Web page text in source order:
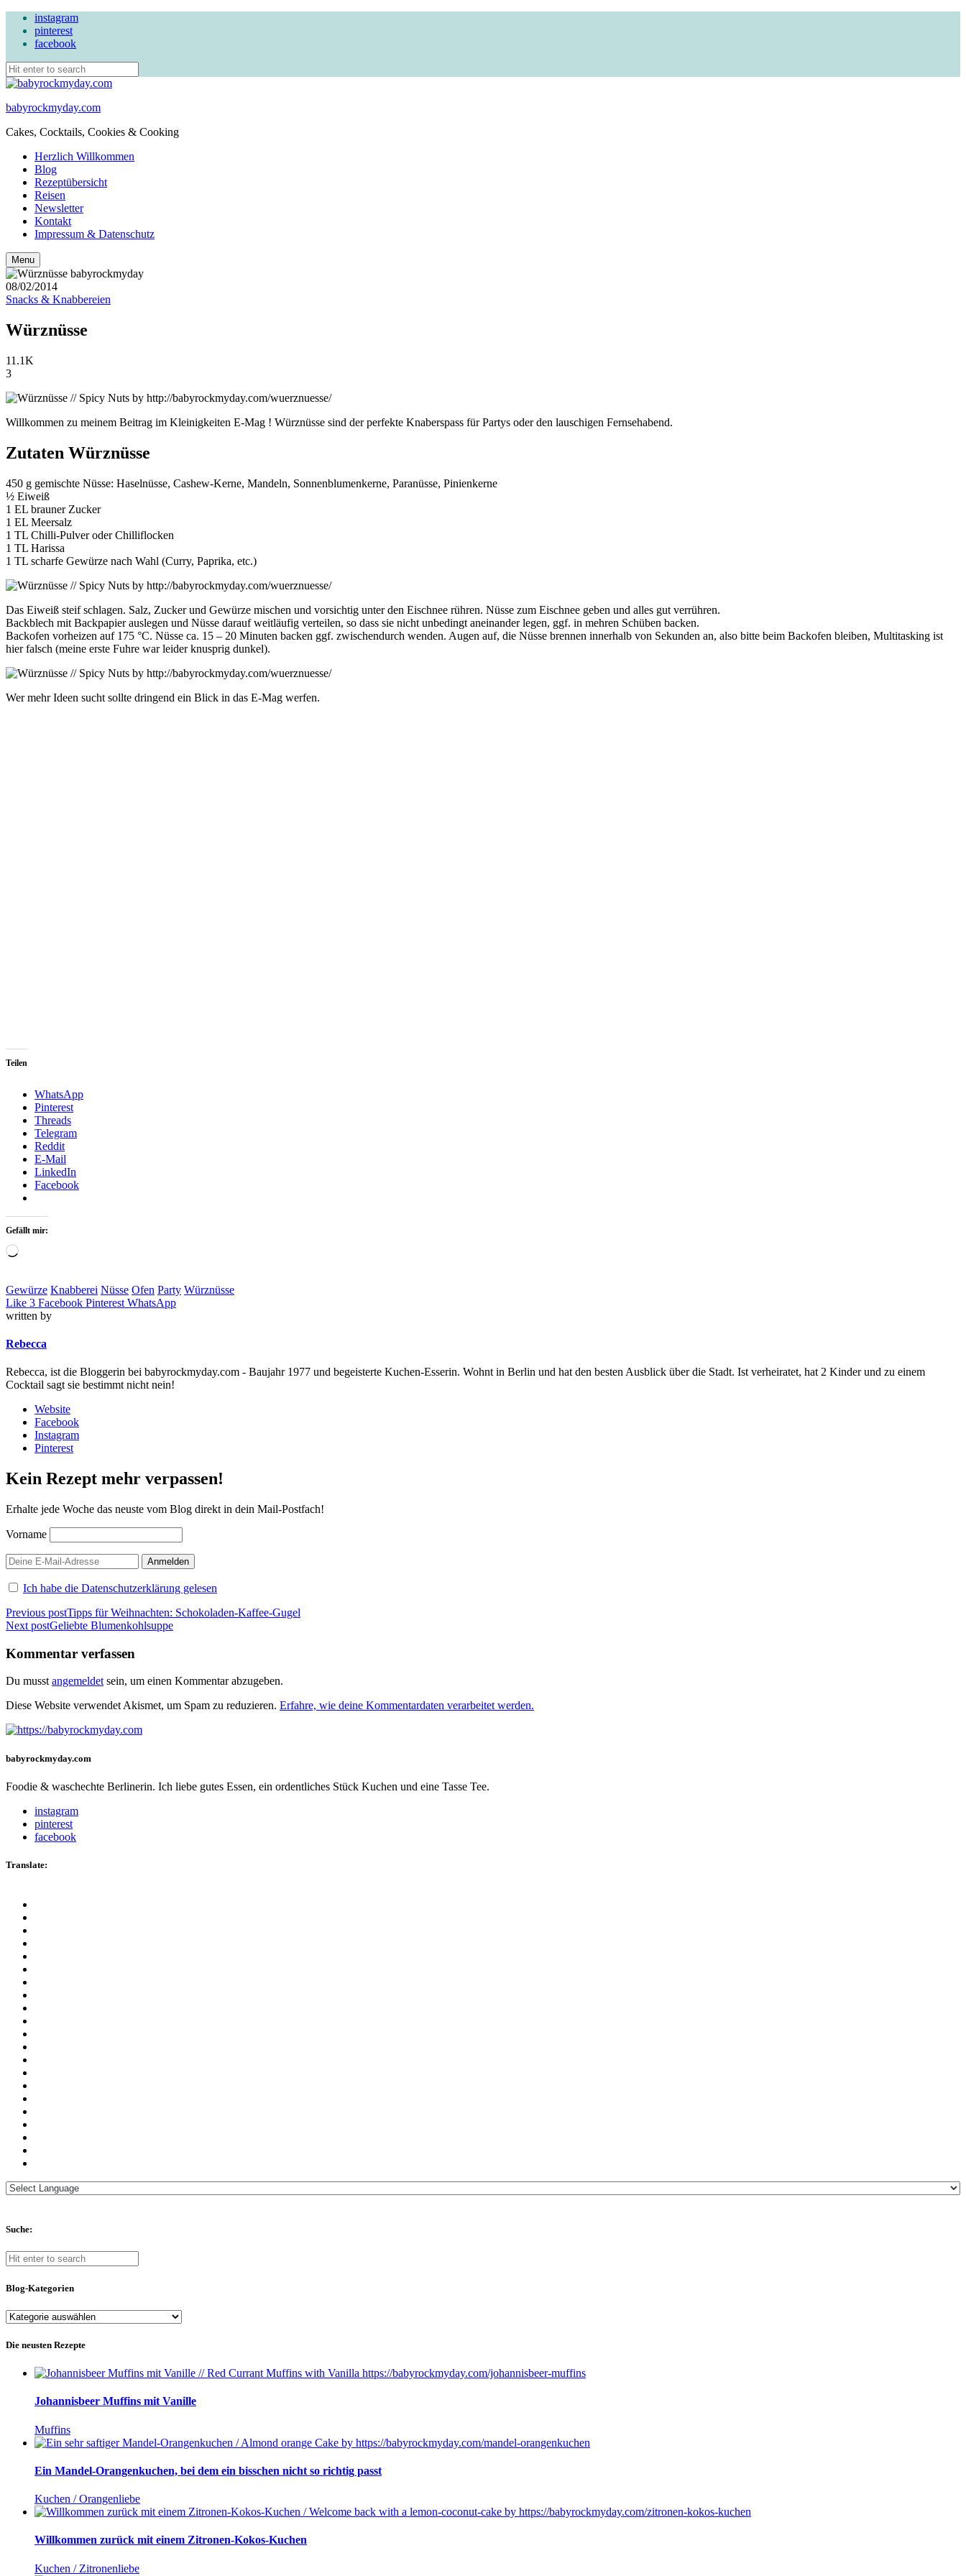
instagram
pinterest
facebook
babyrockmyday.com
Cakes, Cocktails, Cookies & Cooking
Herzlich Willkommen
Blog
Rezeptübersicht
Reisen
Newsletter
Kontakt
Impressum & Datenschutz
Search
Menu
08/02/2014
Snacks & Knabbereien
Würznüsse
11.1K
3
Willkommen zu meinem Beitrag im Kleinigkeiten E-Mag ! Würznüsse sind der perfekte Knaberspass für Partys oder den lauschigen Fernsehabend.
Zutaten Würznüsse
450 g gemischte Nüsse: Haselnüsse, Cashew-Kerne, Mandeln, Sonnenblumenkerne, Paranüsse, Pinienkerne
½ Eiweiß
1 EL brauner Zucker
1 EL Meersalz
1 TL Chilli-Pulver oder Chilliflocken
1 TL Harissa
1 TL scharfe Gewürze nach Wahl (Curry, Paprika, etc.)
Das Eiweiß steif schlagen. Salz, Zucker und Gewürze mischen und vorsichtig unter den Eischnee rühren. Nüsse zum Eischnee geben und alles gut verrühren.
Backblech mit Backpapier auslegen und Nüsse darauf weitläufig verteilen, so dass sie nicht unbedingt aneinander legen, ggf. in mehren Schüben backen.
Backofen vorheizen auf 175 °C. Nüsse ca. 15 – 20 Minuten backen ggf. zwischendurch wenden. Augen auf, die Nüsse brennen innerhalb von Sekunden an, also bitte beim Backofen bleiben, Multitasking ist
hier falsch (meine erste Fuhre war leider knusprig dunkel).
Wer mehr Ideen sucht sollte dringend ein Blick in das E-Mag werfen.
Teilen
WhatsApp
Pinterest
Threads
Telegram
Reddit
E-Mail
LinkedIn
Facebook
Gefällt mir:
Loading…
Gewürze Knabberei Nüsse Ofen Party Würznüsse
Like 3 Facebook Pinterest WhatsApp
written by
Rebecca
Rebecca, ist die Bloggerin bei babyrockmyday.com - Baujahr 1977 und begeisterte Kuchen-Esserin. Wohnt in Berlin und hat den besten Ausblick über die Stadt. Ist verheiratet, hat 2 Kinder und zu einem
Cocktail sagt sie bestimmt nicht nein!
Website
Facebook
Instagram
Pinterest
Kein Rezept mehr verpassen!
Erhalte jede Woche das neuste vom Blog direkt in dein Mail-Postfach!
Vorname
Ich habe die Datenschutzerklärung gelesen
Beitragsnavigation
Previous postTipps für Weihnachten: Schokoladen-Kaffee-Gugel
Next postGeliebte Blumenkohlsuppe
Kommentar verfassen
Du musstangemeldetsein, um einen Kommentar abzugeben.
Diese Website verwendet Akismet, um Spam zu reduzieren. Erfahre, wie deine Kommentardaten verarbeitet werden.
babyrockmyday.com
Foodie & waschechte Berlinerin. Ich liebe gutes Essen, ein ordentliches Stück Kuchen und eine Tasse Tee.
instagram
pinterest
facebook
Translate:
Suche:
Blog-Kategorien
Blog-
Die neusten Rezepte
Johannisbeer Muffins mit Vanille
Muffins
Ein Mandel-Orangenkuchen, bei dem ein bisschen nicht so richtig passt
Kuchen / Orangenliebe
Willkommen zurück mit einem Zitronen-Kokos-Kuchen
Kuchen / Zitronenliebe